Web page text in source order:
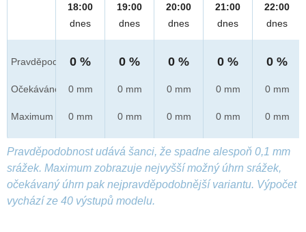
Pravděpod.
Očekáváno
Maximum
18:00
dnes
0 %
0 mm
0 mm
19:00
dnes
0 %
0 mm
0 mm
20:00
dnes
0 %
0 mm
0 mm
21:00
dnes
0 %
0 mm
0 mm
22:00
dnes
0 %
0 mm
0 mm
Pravděpodobnost udává šanci, že spadne alespoň 0,1 mm
srážek. Maximum zobrazuje nejvyšší možný úhrn srážek,
očekávaný úhrn pak nejpravděpodobnější variantu. Výpočet
vychází ze 40 výstupů modelu.